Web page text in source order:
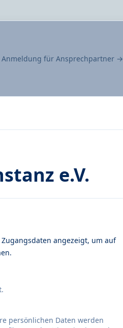
Anmeldung für Ansprechpartner →
e.V.
angezeigt, um auf
persönlichen Daten werden